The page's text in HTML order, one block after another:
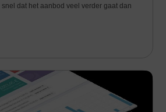
dat het aanbod veel verder gaat dan